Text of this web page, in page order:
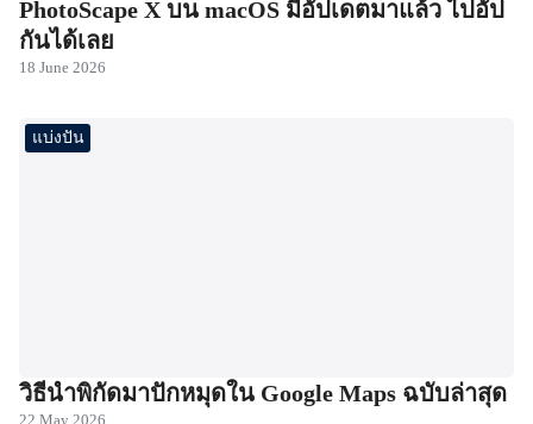
PhotoScape X บน macOS มีอัปเดตมาแล้ว ไปอัป
กันได้เลย
18 June 2026
แบ่งปัน
วิธีนำพิกัดมาปักหมุดใน Google Maps ฉบับล่าสุด